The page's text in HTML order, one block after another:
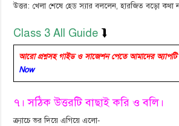
উত্তর: খেলা শেষে হেড স্যার বললেন, হারজিত বড়ো কথা
Class 3 All Guide ⮯
আরো প্রশ্নসহ গাইড ও সাজেশন পেতে আমাদের
Now
৭। সঠিক উত্তরটি বাছাই করি ও বলি।
ক্র্যাচে ভর দিয়ে এগিয়ে এলো-